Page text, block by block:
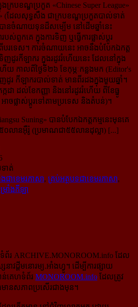
ក្របខណ្ឌប្រកួត «Chinese Super League»
(ដែលសុទ្ធសឹង ជា​ក្របខណ្ឌ​ប្រកួតបាល់ទាត់
ានចំណាយទុនដ៏សម្បើម នៅដើមឆ្នាំនេះ
ពួក​គេ ក្នុងការទិញ ឬធ្វើការផ្លាស់ប្ដូរ
បរទេស។ ការចំណាយនេះ អាចនឹងបំបែក​ឯកត្ត
ដូរកីឡាករ ក្នុង​​រដូវ​រំហើយនេះ ដែលនៅក្នុង
កាលពីថ្ងៃទី២៦ ខែកុម្ភៈ​កន្លង​មក (Editor's
ញដូរ កីឡាករបាល់ទាត់ មានពីរដងក្នុងមួយឆ្នាំ។
ក្កដា ដល់​ខែ​កញ្ញា និងនៅរដូវរំហើយ ពីខែធ្នូ
ាច​ផ្លាស់ប្ដូរ​ទៅ​តាម​ប្រទេស និងតំបន់)។
Suning» បានបំបែកឯកត្តកម្មនេះមុនគេ
ានអ៊ឺរ៉ូ (ប្រមាណជា៥៥លានដុល្លា) [...]
ាត់
ជាខេមរភាសា, គ្រប់អត្ថបទជាខេមរភាសា,
រាំងកីឡា
រ ARCHIVE.MONOROOM.info ដែល
ដ្ដីមនោរម្យ.អាំងហ្វូ។ ដើម្បីការផ្សាយ
គេហទំព័រ MONOROOM.info ដែលត្រូវ
មានសភាពប្រសើរជាងមុន។